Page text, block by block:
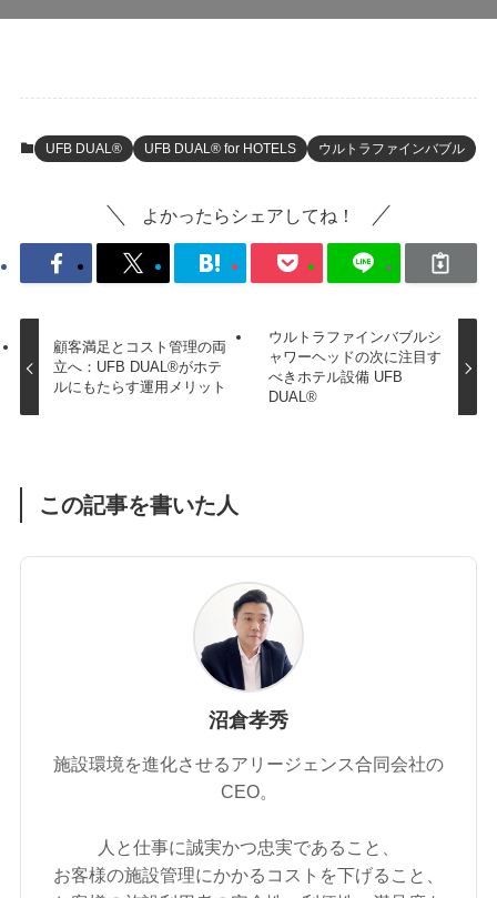
UFB DUAL® UFB DUAL® for HOTELS ウルトラファインバブル
よかったらシェアしてね！
顧客満足とコスト管理の両
立へ：UFB DUAL®がホテ
ルにもたらす運用メリット
ウルトラファインバブルシ
ャワーヘッドの次に注目す
べきホテル設備 UFB
DUAL®
この記事を書いた人
沼倉孝秀
施設環境を進化させるアリージェンス合同会社の
CEO。
人と仕事に誠実かつ忠実であること、
お客様の施設管理にかかるコストを下げること、